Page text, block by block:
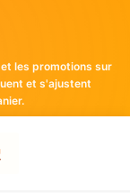
les promotions sur
et s'ajustent